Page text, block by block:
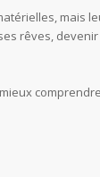
mais
rêves,